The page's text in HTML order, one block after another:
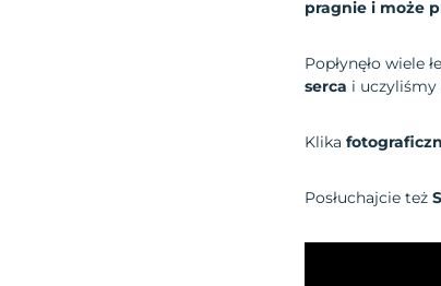
pragnie i może
Popłynęło wiele
serca i uczyliśmy
Klika
Posłuchajcie też